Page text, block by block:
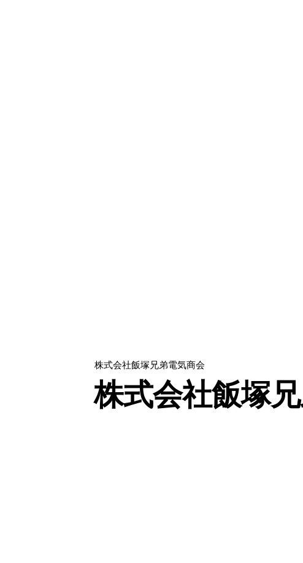
株式会社飯塚兄弟電気商会
株式会社飯塚